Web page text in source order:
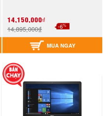
14,150,000₫
14,895,000₫ -6%
MUA NGAY